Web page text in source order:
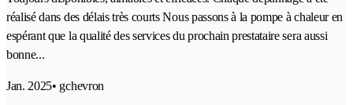
réalisé dans des délais très courts Nous passons à la pompe à chaleur en
espérant que la qualité des services du prochain prestataire sera aussi
bonne...
Jan. 2025• gchevron